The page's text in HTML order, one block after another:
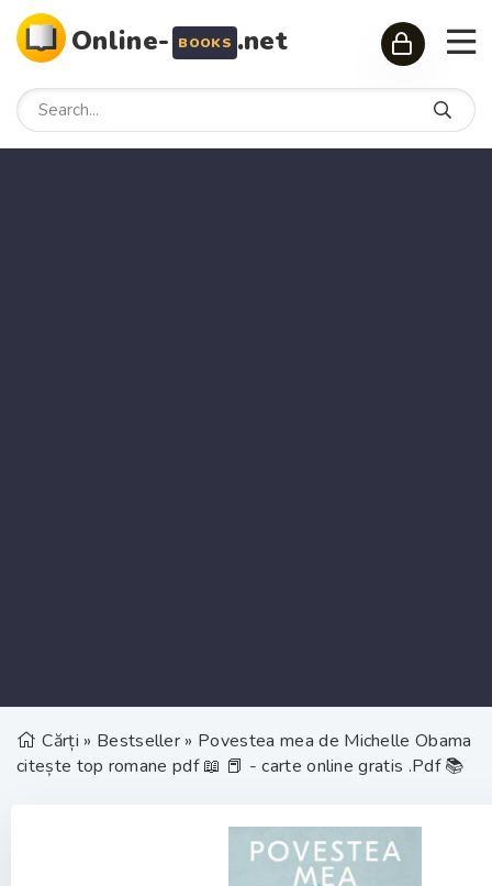
Online- BOOKS .net
Cărți » Bestseller » Povestea mea de Michelle Obama
citește top romane pdf 📖 📕 - carte online gratis .Pdf 📚